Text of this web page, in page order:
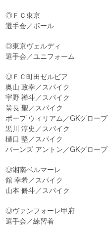
◎ＦＣ東京
選手会／ボール
◎東京ヴェルディ
選手会／ユニフォーム
◎ＦＣ町田ゼルビア
奥山 政幸／スパイク
宇野 禅斗／スパイク
翁長 聖／スパイク
ポープ ウィリアム／GKグローブ
黒川 淳史／スパイク
樋口 堅／スパイク
バーンズ アントン／GKグローブ
◎湘南ベルマーレ
舘 幸希／スパイク
山本 脩斗／スパイク
◎ヴァンフォーレ甲府
選手会／練習着